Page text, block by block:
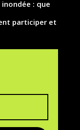
: que
participer et